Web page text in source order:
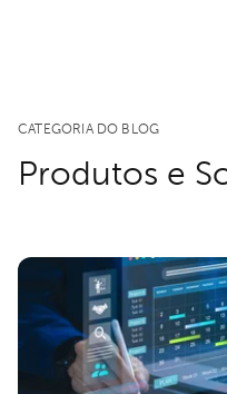
CATEGORIA DO BLOG
Produtos e